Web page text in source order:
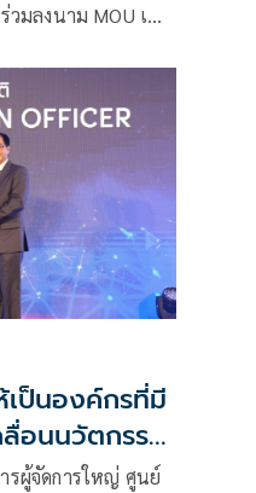
มลงนาม MOU เพื่อ
ตรไทย สร้างความ
กระดับคุณภาพชีวิต
เป็นองค์กรที่มี
อนนวัตกรรม
งชาติ
รผู้จัดการใหญ่ ศูนย์